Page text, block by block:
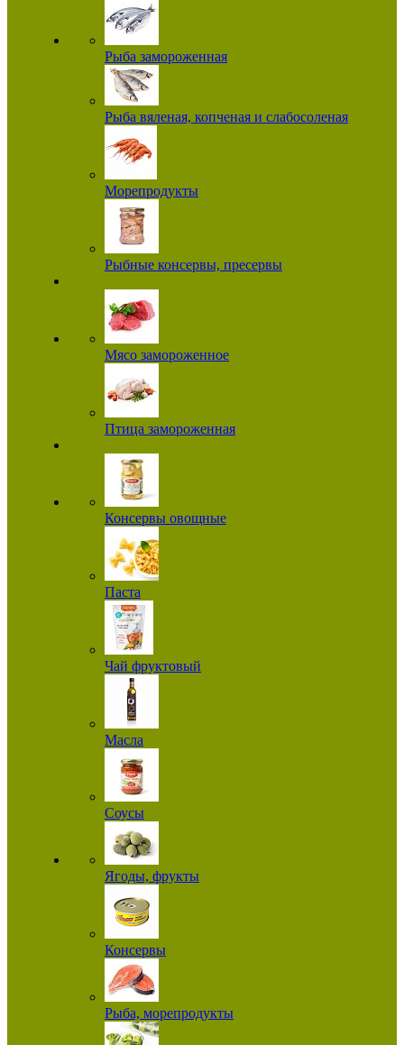
Рыба замороженная
Рыба вяленая, копченая и слабосоленая
Морепродукты
Рыбные консервы, пресервы
Мясо замороженное
Птица замороженная
Консервы овощные
Паста
Чай фруктовый
Масла
Соусы
Ягоды, фрукты
Консервы
Рыба, морепродукты